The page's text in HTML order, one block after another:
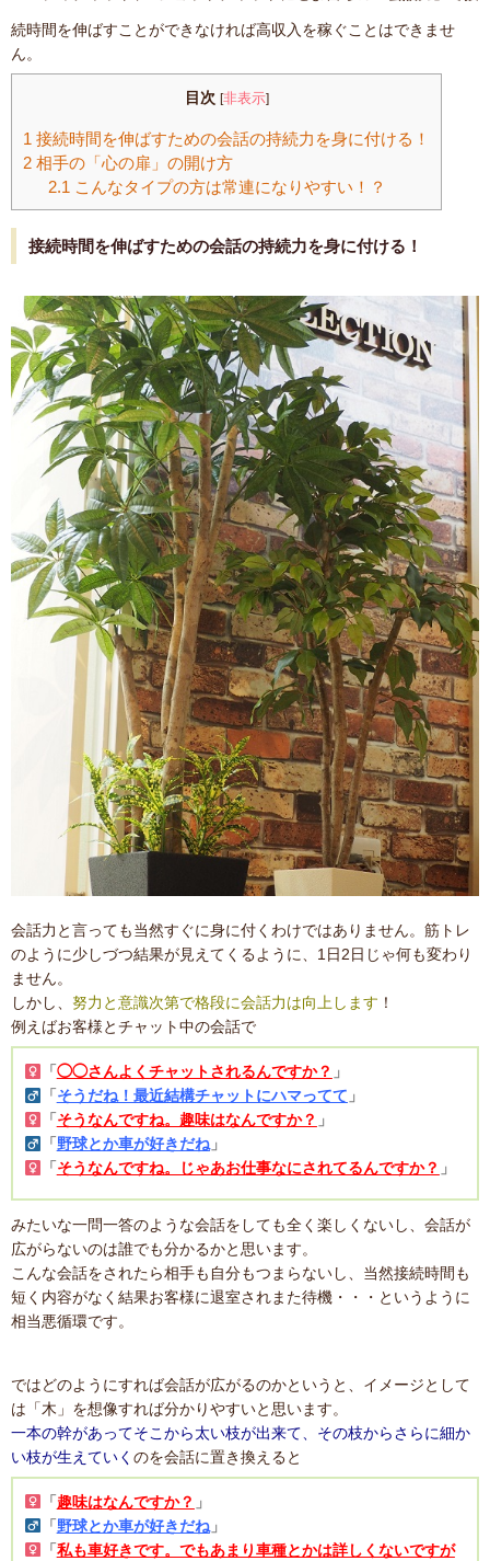
続時間を伸ばすことができなければ高収入を稼ぐことはできませ
ん。
目次 [非表示]
1 接続時間を伸ばすための会話の持続力を身に付ける！
2 相手の「心の扉」の開け方
2.1 こんなタイプの方は常連になりやすい！？
接続時間を伸ばすための会話の持続力を身に付ける！
会話力と言っても当然すぐに身に付くわけではありません。筋トレ
のように少しづつ結果が見えてくるように、1日2日じゃ何も変わり
ません。
しかし、 努力と意識次第で格段に会話力は向上します ！
例えばお客様とチャット中の会話で
「 ◯◯さんよくチャットされるんですか？ 」
「 そうだね！最近結構チャットにハマってて 」
「 そうなんですね。趣味はなんですか？ 」
「 野球とか車が好きだね」
「 そうなんですね。じゃあお仕事なにされてるんですか？ 」
みたいな一問一答のような会話をしても全く楽しくないし、会話が
広がらないのは誰でも分かるかと思います。
こんな会話をされたら相手も自分もつまらないし、当然接続時間も
短く内容がなく結果お客様に退室されまた待機・・・というように
相当悪循環です。
ではどのようにすれば会話が広がるのかというと、イメージとして
は「木」を想像すれば分かりやすいと思います。
一本の幹があってそこから太い枝が出来て、その枝からさらに細か
い枝が生えていく のを会話に置き換えると
「 趣味はなんですか？ 」
「 野球とか車が好きだね」
「 私も車好きです。でもあまり車種とかは詳しくないですが